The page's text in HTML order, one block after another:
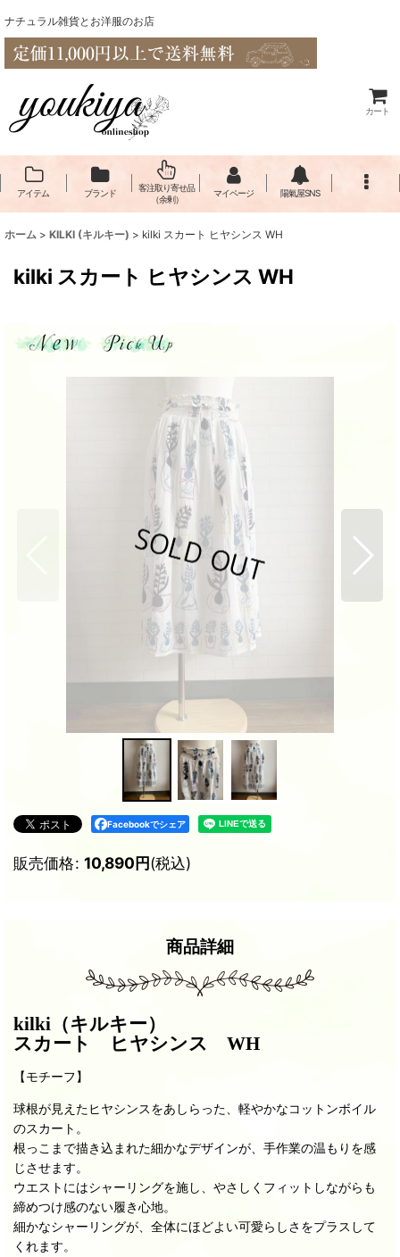
ナチュラル雑貨とお洋服のお店
カート
アイテム ブランド
客注取り寄せ品
（余剰）
マイページ 陽氣屋SNS
ホーム > KILKI (キルキー) > kilki スカート ヒヤシンス WH
kilki スカート ヒヤシンス WH
Facebookでシェア
販売価格: 10,890円(税込)
商品詳細
kilki（キルキー）
スカート ヒヤシンス WH
【モチーフ】
球根が見えたヒヤシンスをあしらった、 軽やかなコットンボイル
のスカート。
根っこまで描き込まれた細かなデザインが、 手作業の温もりを感
じさせます。
ウエストにはシャーリングを施し、 やさしくフィットしながらも
締めつけ感のない履き心地。
細かなシャーリングが、全体にほどよい可愛らしさをプラスして
くれます。